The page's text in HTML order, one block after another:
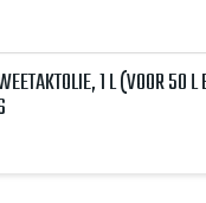
1 L (VOOR 50